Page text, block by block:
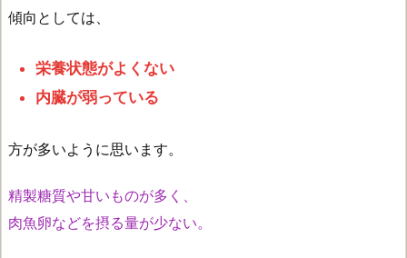
傾向としては、
栄養状態がよくない
内臓が弱っている
方が多いように思います。
精製糖質や甘いものが多く、
肉魚卵などを摂る量が少ない。